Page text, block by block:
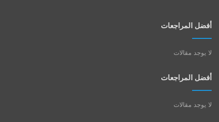
أفضل المراجعات
لا يوجد مقالات
أفضل المراجعات
لا يوجد مقالات